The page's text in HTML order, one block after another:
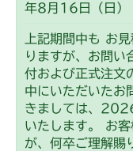
年8月16日（日）
上記期間中も お
りますが、お問い
付および正式注文
中にいただいたお
きましては、
いたします。 お
が、何卒ご理解賜